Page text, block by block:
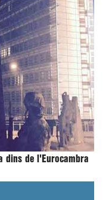
dins de l'Eurocambra